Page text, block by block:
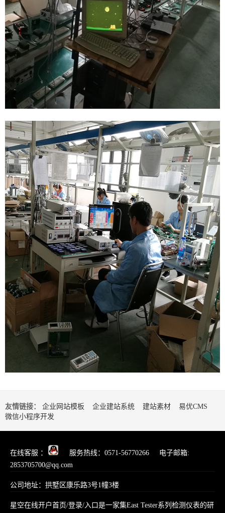
友情链接： 企业网站模板 企业建站系统 建站素材
易优CMS
微信小程序开发
在线客服 ：
服务热线：0571-56770266 电子邮箱:
2853705700@qq.com
公司地址：拱墅区康乐路3号1幢3楼
星空在线开户首页/登录/入口是一家集East Tester系列检测仪表的研